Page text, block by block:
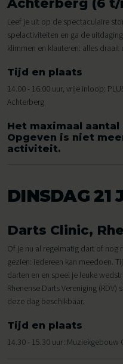
Leef je uit op de spectaculaire
spelactiviteiten en ga de
klimmen en klauteren: alles
Tijd en plaats
14.00 - 16.00 uur, vrije inloop:
Achterberg
Het maximaal
Opgeven is niet
activiteit.
DINSDAG 21
Darts Clinic,
Of je nu al regelmatig dart of
gezien: iedereen kan meedoen.
darten en en speel je leuke
Rhenense Darts Vereniging
deze dag beschikbaar.
Tijd en plaats
14.30 - 15.30 uur: Muziekgebouw